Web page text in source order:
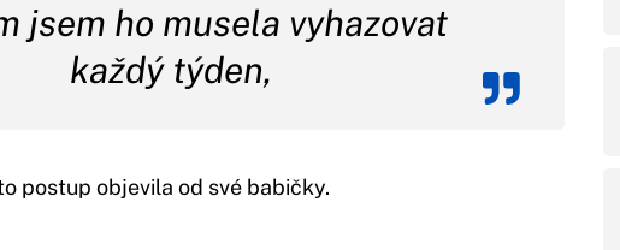
jsem ho musela vyhazovat
každý týden,
postup objevila od své babičky.